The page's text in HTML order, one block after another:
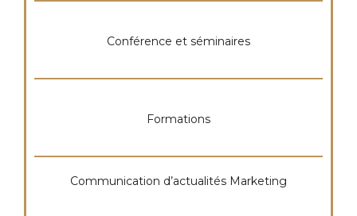
Conférence et séminaires
Formations
Communication d’actualités Marketing